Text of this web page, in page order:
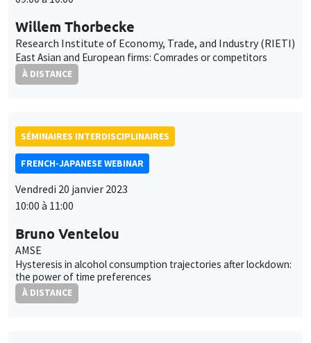
Willem Thorbecke
Research Institute of Economy, Trade, and Industry (RIETI)
East Asian and European firms: Comrades or competitors
À DISTANCE
SÉMINAIRES INTERDISCIPLINAIRES
FRENCH-JAPANESE WEBINAR
Vendredi 20 janvier 2023
10:00 à 11:00
Bruno Ventelou
AMSE
Hysteresis in alcohol consumption trajectories after lockdown:
the power of time preferences
À DISTANCE